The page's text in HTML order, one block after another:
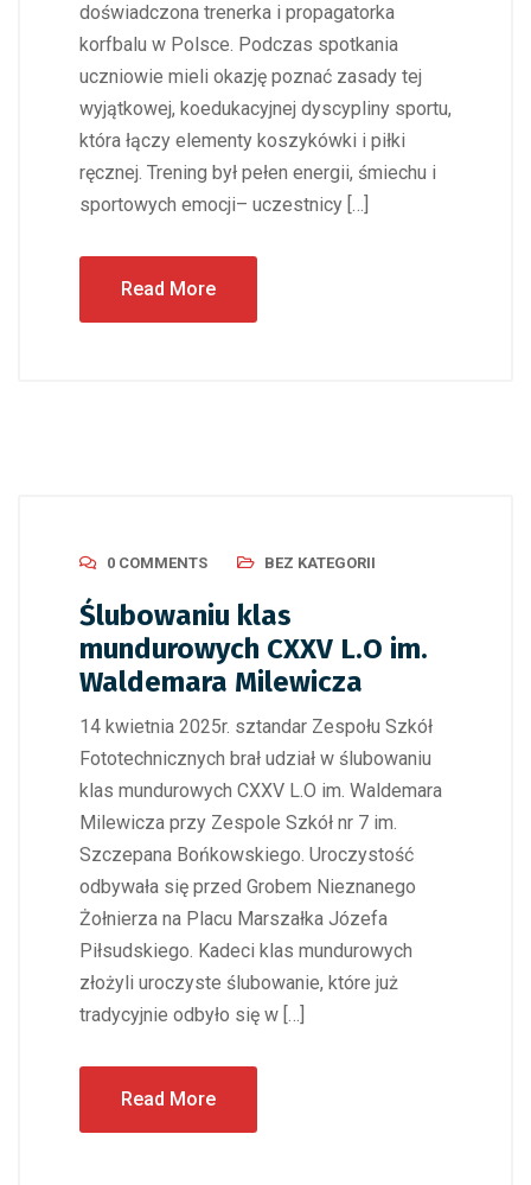
doświadczona trenerka i propagatorka
korfbalu w Polsce. Podczas spotkania
uczniowie mieli okazję poznać zasady tej
wyjątkowej, koedukacyjnej dyscypliny sportu,
która łączy elementy koszykówki i piłki
ręcznej. Trening był pełen energii, śmiechu i
sportowych emocji– uczestnicy […]
Read More
0 COMMENTS BEZ KATEGORII
Ślubowaniu klas
mundurowych CXXV L.O im.
Waldemara Milewicza
14 kwietnia 2025r. sztandar Zespołu Szkół
Fototechnicznych brał udział w ślubowaniu
klas mundurowych CXXV L.O im. Waldemara
Milewicza przy Zespole Szkół nr 7 im.
Szczepana Bońkowskiego. Uroczystość
odbywała się przed Grobem Nieznanego
Żołnierza na Placu Marszałka Józefa
Piłsudskiego. Kadeci klas mundurowych
złożyli uroczyste ślubowanie, które już
tradycyjnie odbyło się w […]
Read More